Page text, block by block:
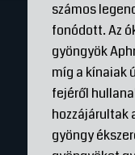
számos
fonódott. Az
gyöngyök
míg a kínaiak
fejéről
hozzájárultak
gyöngy